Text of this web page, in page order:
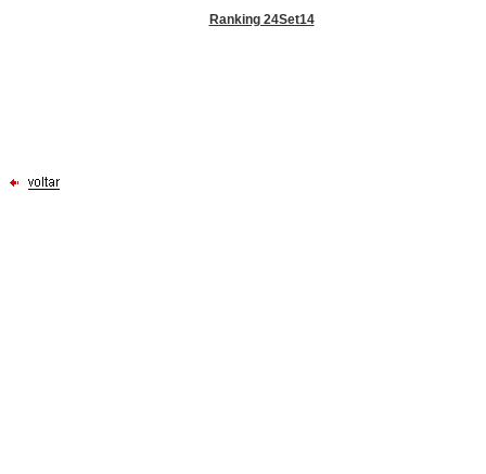
Ranking 24Set14